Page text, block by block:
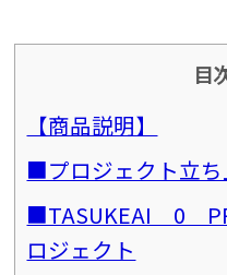
目
【商品説明】
■プロジェクト立ち
■TASUKEAI 0
ロジェクト